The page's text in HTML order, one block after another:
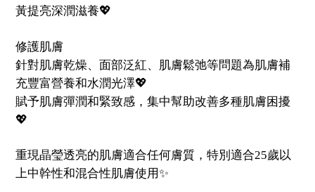
黃提亮深潤滋養💖
修護肌膚
針對肌膚乾燥、面部泛紅、肌膚鬆弛等問題為肌膚補
充豐富營養和水潤光澤💖
賦予肌膚彈潤和緊致感，集中幫助改善多種肌膚困擾
💖
重現晶瑩透亮的肌膚適合任何膚質，特別適合25歲以
上中幹性和混合性肌膚使用✨